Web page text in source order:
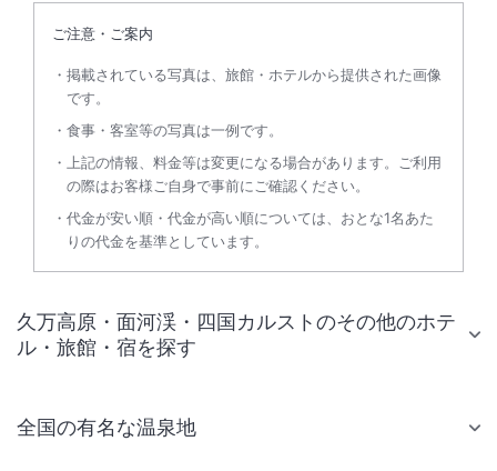
ご注意・ご案内
掲載されている写真は、旅館・ホテルから提供された画像
です。
食事・客室等の写真は一例です。
上記の情報、料金等は変更になる場合があります。ご利用
の際はお客様ご自身で事前にご確認ください。
代金が安い順・代金が高い順については、おとな1名あた
りの代金を基準としています。
久万高原・面河渓・四国カルストのその他のホテ
ル・旅館・宿を探す
全国の有名な温泉地